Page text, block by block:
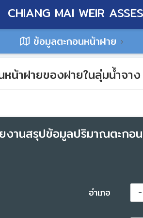
CHIANG MAI WEIR
ข้อมูลตะกอนหน้าฝาย
น้าฝายของฝายในลุ่มน้ำจาง
งานสรุปข้อมูลปริมาณตะกอ
อำเภอ